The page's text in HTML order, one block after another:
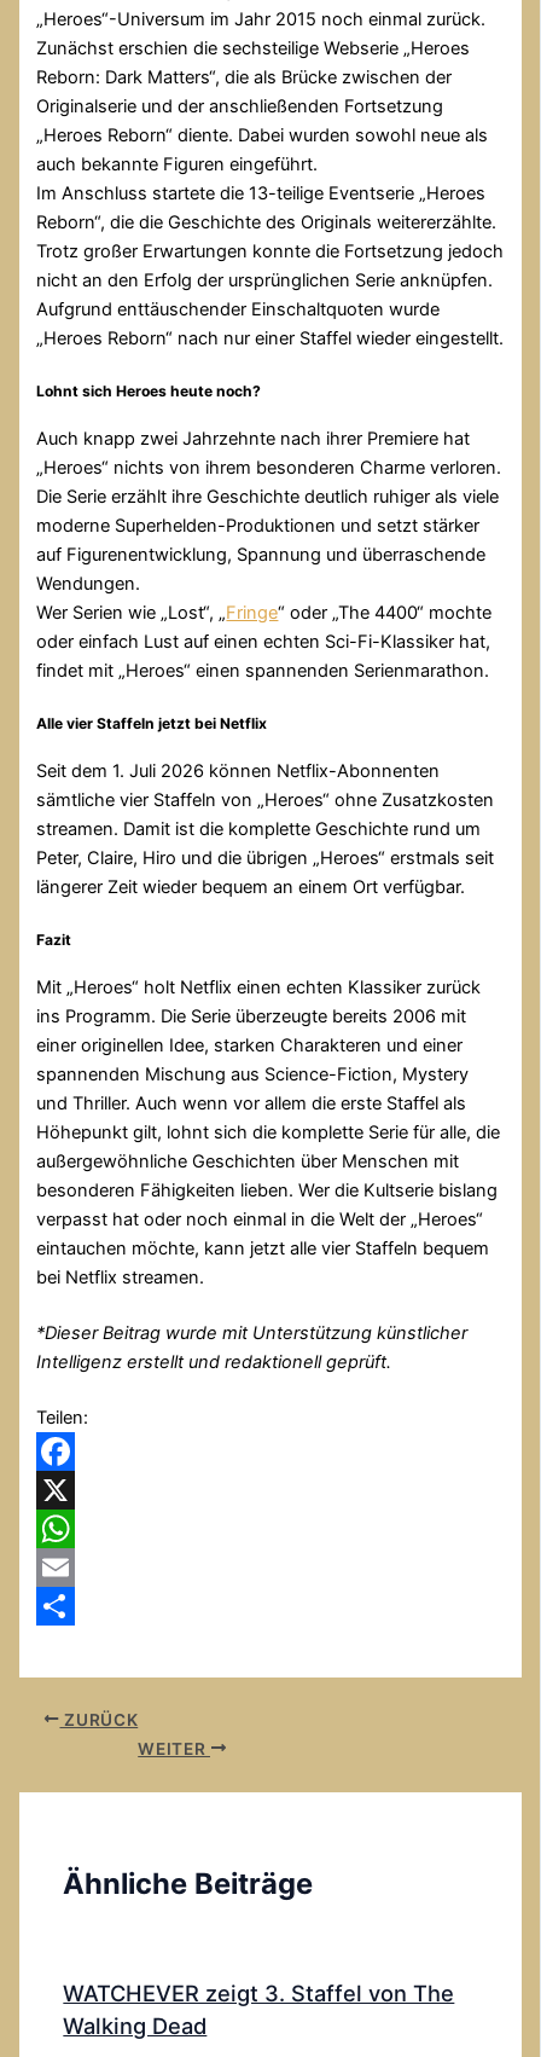
„Heroes“-Universum im Jahr 2015 noch einmal zurück.
Zunächst erschien die sechsteilige Webserie „Heroes
Reborn: Dark Matters“, die als Brücke zwischen der
Originalserie und der anschließenden Fortsetzung
„Heroes Reborn“ diente. Dabei wurden sowohl neue als
auch bekannte Figuren eingeführt.
Im Anschluss startete die 13-teilige Eventserie „Heroes
Reborn“, die die Geschichte des Originals weitererzählte.
Trotz großer Erwartungen konnte die Fortsetzung jedoch
nicht an den Erfolg der ursprünglichen Serie anknüpfen.
Aufgrund enttäuschender Einschaltquoten wurde
„Heroes Reborn“ nach nur einer Staffel wieder eingestellt.
Lohnt sich Heroes heute noch?
Auch knapp zwei Jahrzehnte nach ihrer Premiere hat
„Heroes“ nichts von ihrem besonderen Charme verloren.
Die Serie erzählt ihre Geschichte deutlich ruhiger als viele
moderne Superhelden-Produktionen und setzt stärker
auf Figurenentwicklung, Spannung und überraschende
Wendungen.
Wer Serien wie „Lost“, „Fringe“ oder „The 4400“ mochte
oder einfach Lust auf einen echten Sci-Fi-Klassiker hat,
findet mit „Heroes“ einen spannenden Serienmarathon.
Alle vier Staffeln jetzt bei Netflix
Seit dem 1. Juli 2026 können Netflix-Abonnenten
sämtliche vier Staffeln von „Heroes“ ohne Zusatzkosten
streamen. Damit ist die komplette Geschichte rund um
Peter, Claire, Hiro und die übrigen „Heroes“ erstmals seit
längerer Zeit wieder bequem an einem Ort verfügbar.
Fazit
Mit „Heroes“ holt Netflix einen echten Klassiker zurück
ins Programm. Die Serie überzeugte bereits 2006 mit
einer originellen Idee, starken Charakteren und einer
spannenden Mischung aus Science-Fiction, Mystery
und Thriller. Auch wenn vor allem die erste Staffel als
Höhepunkt gilt, lohnt sich die komplette Serie für alle, die
außergewöhnliche Geschichten über Menschen mit
besonderen Fähigkeiten lieben. Wer die Kultserie bislang
verpasst hat oder noch einmal in die Welt der „Heroes“
eintauchen möchte, kann jetzt alle vier Staffeln bequem
bei Netflix streamen.
*Dieser Beitrag wurde mit Unterstützung künstlicher
Intelligenz erstellt und redaktionell geprüft.
Teilen:
Facebook
X
WhatsApp
Email
ZURÜCK
WEITER
Ähnliche Beiträge
WATCHEVER zeigt 3. Staffel von The
Walking Dead